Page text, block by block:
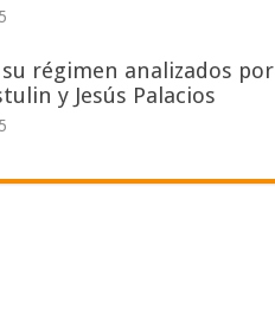
su régimen analizados por
y Jesús Palacios